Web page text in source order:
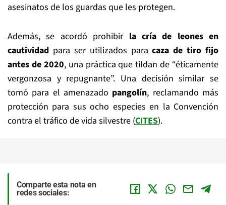
asesinatos de los guardas que les protegen.
Además, se acordó prohibir la cría de leones en
cautividad para ser utilizados paracaza de tiro fijo
antes de 2020, una práctica que tildan de “éticamente
vergonzosa y repugnante”. Una decisión similar se
tomó para el amenazado pangolín, reclamando más
protección para sus ocho especies en la Convención
contra el tráfico de vida silvestre (CITES).
Comparte esta nota en
redes sociales: